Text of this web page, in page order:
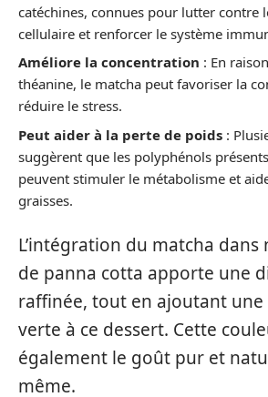
catéchines, connues pour lutter contre
cellulaire et renforcer le système
Améliore la concentration : En
théanine, le matcha peut favoriser la
réduire le stress.
Peut aider à la perte de poids :
suggèrent que les polyphénols
peuvent stimuler le métabolisme et
graisses.
L’intégration du matcha
de panna cotta apporte une
raffinée, tout en ajoutant
verte à ce dessert. Cette
également le goût pur et
même.